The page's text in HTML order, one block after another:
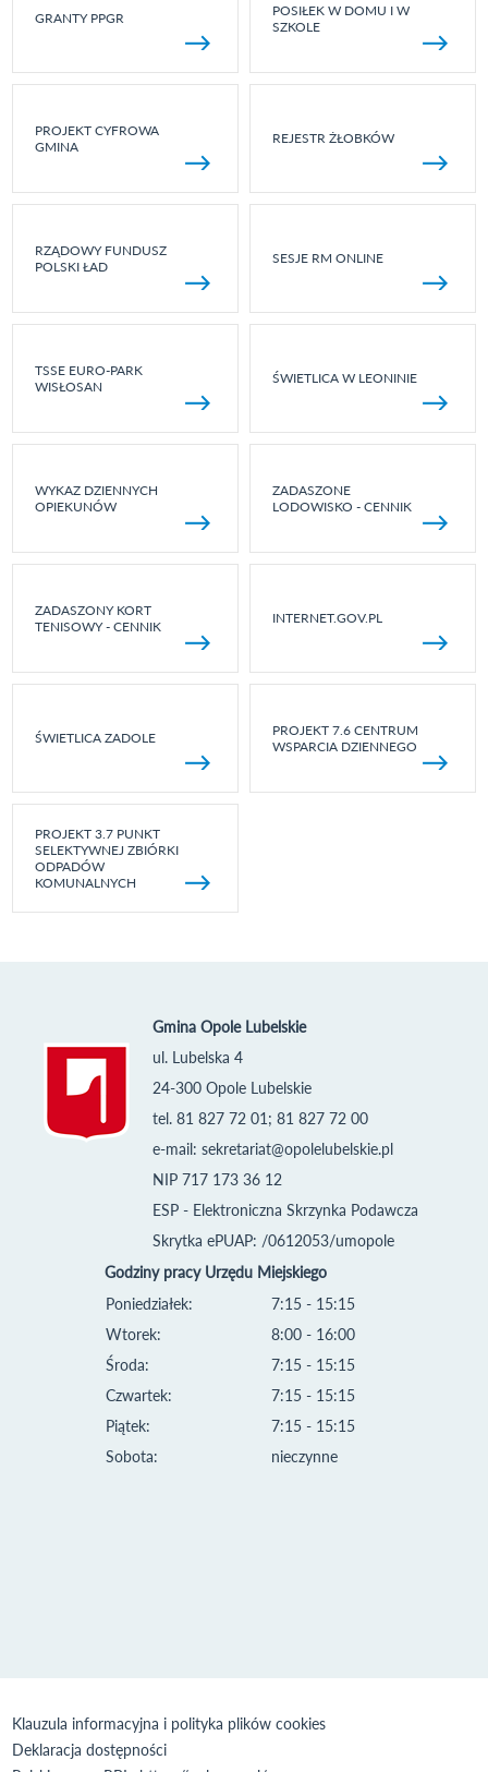
GRANTY PPGR
POSIŁEK W DOMU I W
SZKOLE
PROJEKT CYFROWA
GMINA
REJESTR ŻŁOBKÓW
RZĄDOWY FUNDUSZ
POLSKI ŁAD
SESJE RM ONLINE
TSSE EURO-PARK
WISŁOSAN
ŚWIETLICA W LEONINIE
WYKAZ DZIENNYCH
OPIEKUNÓW
ZADASZONE
LODOWISKO - CENNIK
ZADASZONY KORT
TENISOWY - CENNIK
INTERNET.GOV.PL
ŚWIETLICA ZADOLE
PROJEKT 7.6 CENTRUM
WSPARCIA DZIENNEGO
PROJEKT 3.7 PUNKT
SELEKTYWNEJ ZBIÓRKI
ODPADÓW
KOMUNALNYCH
Gmina Opole Lubelskie
ul. Lubelska 4
24-300 Opole Lubelskie
tel. 81 827 72 01; 81 827 72 00
e-mail: sekretariat@opolelubelskie.pl
NIP 717 173 36 12
ESP - Elektroniczna Skrzynka Podawcza
Skrytka ePUAP: /0612053/umopole
Godziny pracy Urzędu Miejskiego
Poniedziałek:
Wtorek:
Środa:
Czwartek:
Piątek:
Sobota:
7:15 - 15:15
8:00 - 16:00
7:15 - 15:15
7:15 - 15:15
7:15 - 15:15
nieczynne
Klauzula informacyjna i polityka plików cookies
Deklaracja dostępności